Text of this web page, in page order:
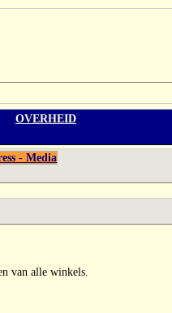
OVERHEID
- Media
van alle winkels.